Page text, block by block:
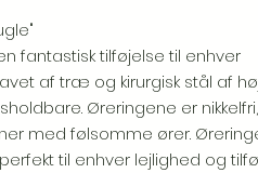
fantastisk tilføjelse til enhver
af træ og kirurgisk stål af
Øreringene er
med følsomme ører.
til enhver lejlighed og